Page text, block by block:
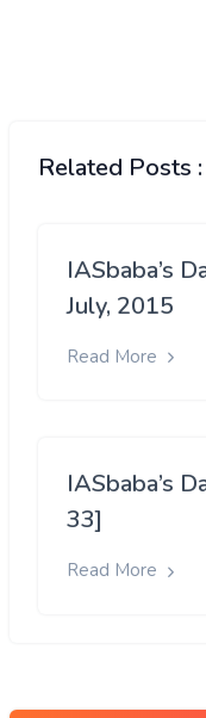
Related Posts :
IASbaba’s
July, 2015
Read More
IASbaba’s
33]
Read More